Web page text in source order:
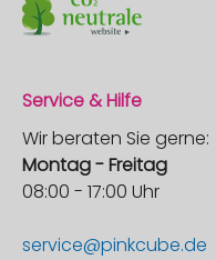
Service & Hilfe
Wir beraten Sie gerne:
Montag - Freitag
08:00 - 17:00 Uhr
service@pinkcube.de